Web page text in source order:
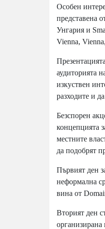
Особен
представена
Унгария и
Vienna,
аудиторията
изкуствен
разходите и
Безспорен
концепцията
местните
да подобрят
Първият ден
неформална
вина от
Вторият ден